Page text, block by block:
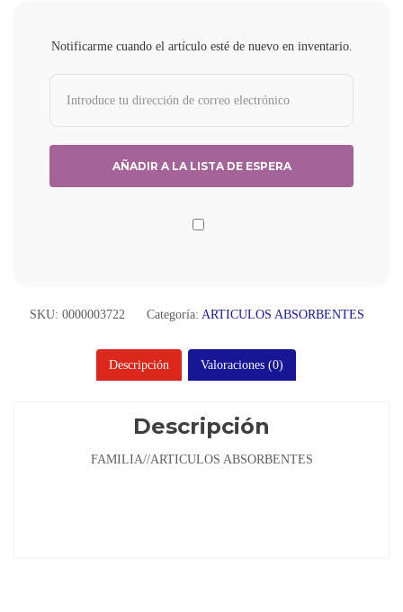
Notificarme cuando el artículo esté de nuevo en inventario.
SKU: 0000003722 Categoría: ARTICULOS ABSORBENTES
Descripción Valoraciones (0)
Descripción
FAMILIA//ARTICULOS ABSORBENTES